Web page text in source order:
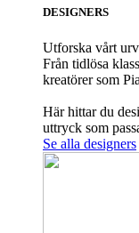
DESIGNERS
Utforska vårt
Från tidlösa
kreatörer som
Här hittar du
uttryck som
Se alla designers